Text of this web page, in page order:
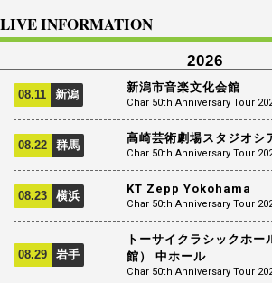
LIVE INFORMATION
2026
08.11 新潟 新潟市音楽文化会館
Char 50th Anniversary Tour
08.22 群馬 高崎芸術劇場スタジオシ
Char 50th Anniversary Tour
08.23 横浜 KT Zepp Yokohama
Char 50th Anniversary Tour
08.29 岩手
トーサイクラシックホー
館） 中ホール
Char 50th Anniversary Tour